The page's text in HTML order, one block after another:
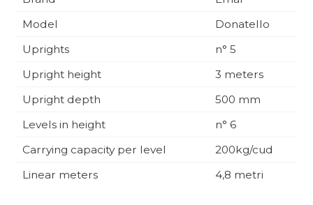
Model
Donatello
Uprights
n° 5
Upright height
3 meters
Upright depth
500 mm
Levels in height
n° 6
Carrying capacity per level
200kg/cud
Linear meters
4,8 metri